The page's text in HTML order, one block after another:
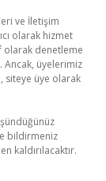
ve İletişim
olarak hizmet
olarak denetleme
Ancak, üyelerimiz
siteye üye olarak
bildirmeniz
kaldırılacaktır.